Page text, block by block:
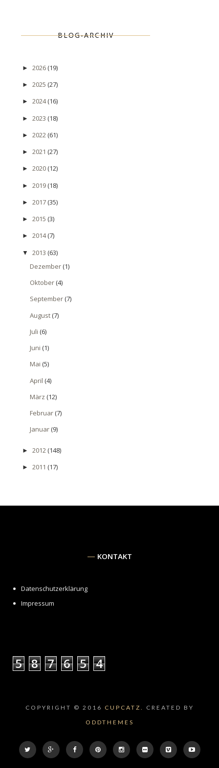
BLOG-ARCHIV
► 2026(19)
► 2025 (27)
► 2024(16)
► 2023 (18)
► 2022(61)
► 2021 (27)
► 2020(12)
► 2019(18)
► 2017(35)
► 2015 (3)
► 2014(7)
▼ 2013 (63)
Dezember(1)
Oktober(4)
September(7)
August(7)
Juli (6)
Juni (1)
Mai (5)
April (4)
März (12)
Februar(7)
Januar(9)
► 2012(148)
► 2011 (17)
KONTAKT
Datenschutzerklärung
Impressum
5 8 7 6 5 4
COPYRIGHT © 2016 CUPCATZ.
CREATED BY
ODDTHEMES